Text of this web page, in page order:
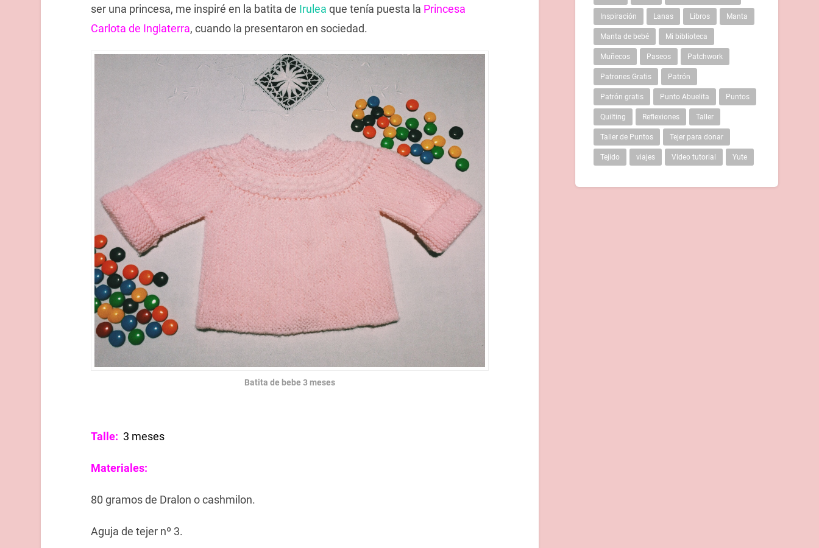
ser una princesa, me inspiré en la batita de Irulea que tenía puesta la Princesa
Carlota de Inglaterra, cuando la presentaron en sociedad.
Batita de bebe 3 meses
Talle: 3 meses
Materiales:
80 gramos de Dralon o cashmilon.
Aguja de tejer nº 3.
Inspiración Lanas Libros Manta
Manta de bebé Mi biblioteca
Muñecos Paseos Patchwork
Patrones Gratis Patrón
Patrón gratis Punto Abuelita Puntos
Quilting Reflexiones Taller
Taller de Puntos Tejer para donar
Tejido viajes Video tutorial Yute